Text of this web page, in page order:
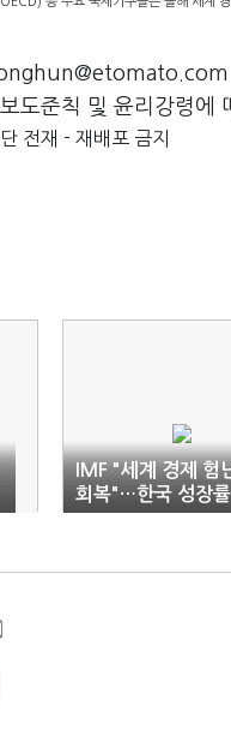
도준칙 및 윤리강령에
전재 - 재배포 금지
IMF "세계 경제 험
회복"…한국 성장률
5%로 하향